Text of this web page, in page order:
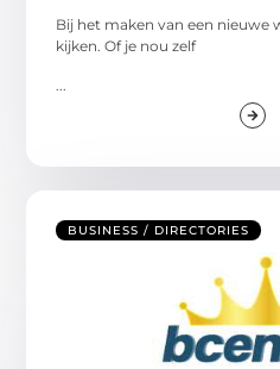
Bij het maken van een nieuwe
kijken. Of je nou zelf
BUSINESS / DIRECTORIES